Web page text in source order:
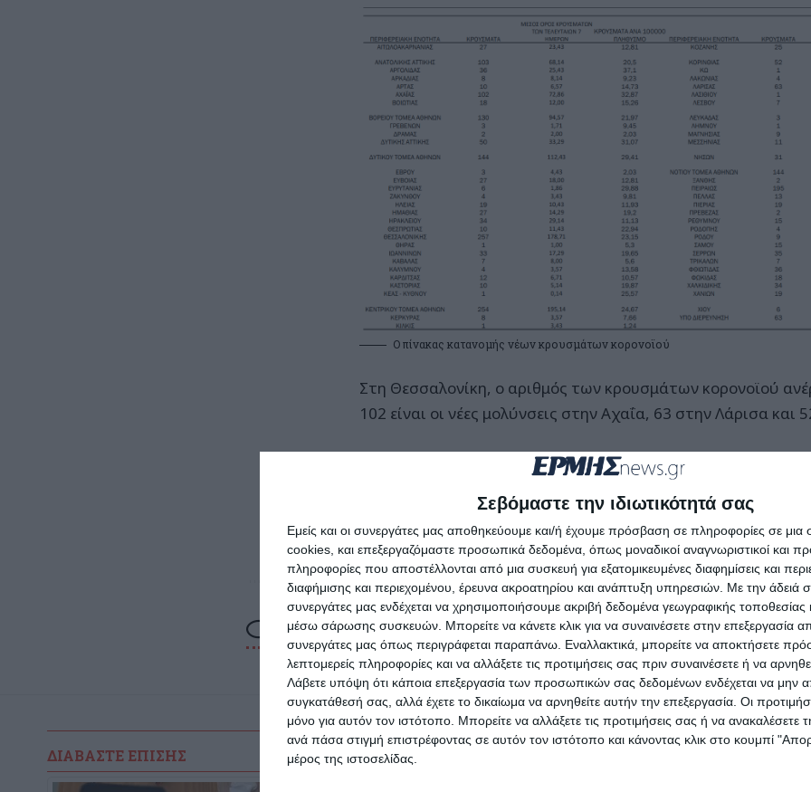
Σεβόμαστε την ιδιωτικότητά σας
Εμείς και οι συνεργάτες μας αποθηκεύουμε και/ή έχουμε πρόσβαση σε πληροφορίες σε
cookies, και επεξεργαζόμαστε προσωπικά δεδομένα, όπως μοναδικοί αναγνωριστικοί και
πληροφορίες που αποστέλλονται από μια συσκευή για εξατομικευμένες διαφημίσεις και
διαφήμισης και περιεχομένου, έρευνα ακροατηρίου και ανάπτυξη υπηρεσιών. Με την άδειά
συνεργάτες μας ενδέχεται να χρησιμοποιήσουμε ακριβή δεδομένα γεωγραφικής τοποθεσίας
μέσω σάρωσης συσκευών. Μπορείτε να κάνετε κλικ για να συναινέσετε στην επεξεργασία
συνεργάτες μας όπως περιγράφεται παραπάνω. Εναλλακτικά, μπορείτε να αποκτήσετε
λεπτομερείς πληροφορίες και να αλλάξετε τις προτιμήσεις σας πριν συναινέσετε ή να
Λάβετε υπόψη ότι κάποια επεξεργασία των προσωπικών σας δεδομένων ενδέχεται να μην
συγκατάθεσή σας, αλλά έχετε το δικαίωμα να αρνηθείτε αυτήν την επεξεργασία. Οι
μόνο για αυτόν τον ιστότοπο. Μπορείτε να αλλάξετε τις προτιμήσεις σας ή να ανακαλέσετε
ανά πάσα στιγμή επιστρέφοντας σε αυτόν τον ιστότοπο και κάνοντας κλικ στο κουμπί
μέρος της ιστοσελίδας.
Ο πίνακας κατανομής νέων κρουσμάτων κορονοϊού
Στη Θεσσαλονίκη, ο αριθμός των κρουσμάτων κορονοϊού
102 είναι οι νέες μολύνσεις στην Αχαΐα, 63 στην Λάρισα και
Ermisnews.gr στοGoogle Newsγια να
νέα από τη Ζάκυνθο, την Ελλάδα και τον κόσμο.
ΔΙΑΒΆΣΤΕ ΕΠΊΣΗΣ